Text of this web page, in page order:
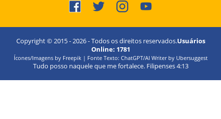
Copyright © 2015 -2026- Todos os direitos reservados.Usuários
Online: 1781
Ícones/Imagens by Freepik | Fonte Texto: ChatGPT/AI Writer by Ubersuggest
Tudo posso naquele que me fortalece. Filipenses 4:13